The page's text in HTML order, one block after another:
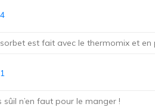
sorbet est fait avec le thermomix et
n’en faut pour le manger !